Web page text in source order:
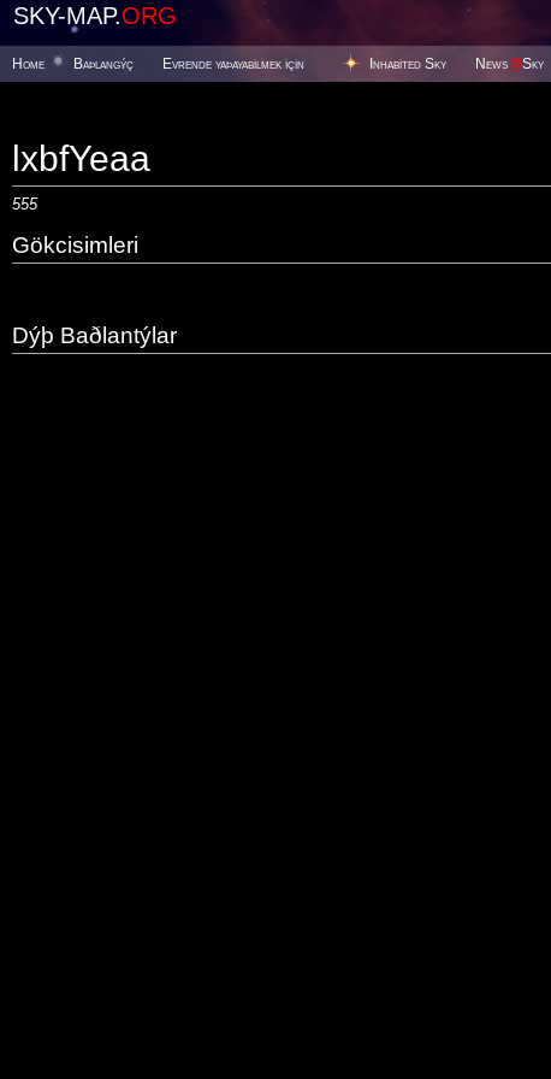
SKY-MAP.ORG
Home Baþlangýç Evrende yaþayabilmek için Inhabited Sky News@Sky
lxbfYeaa
555
Gökcisimleri
Dýþ Baðlantýlar